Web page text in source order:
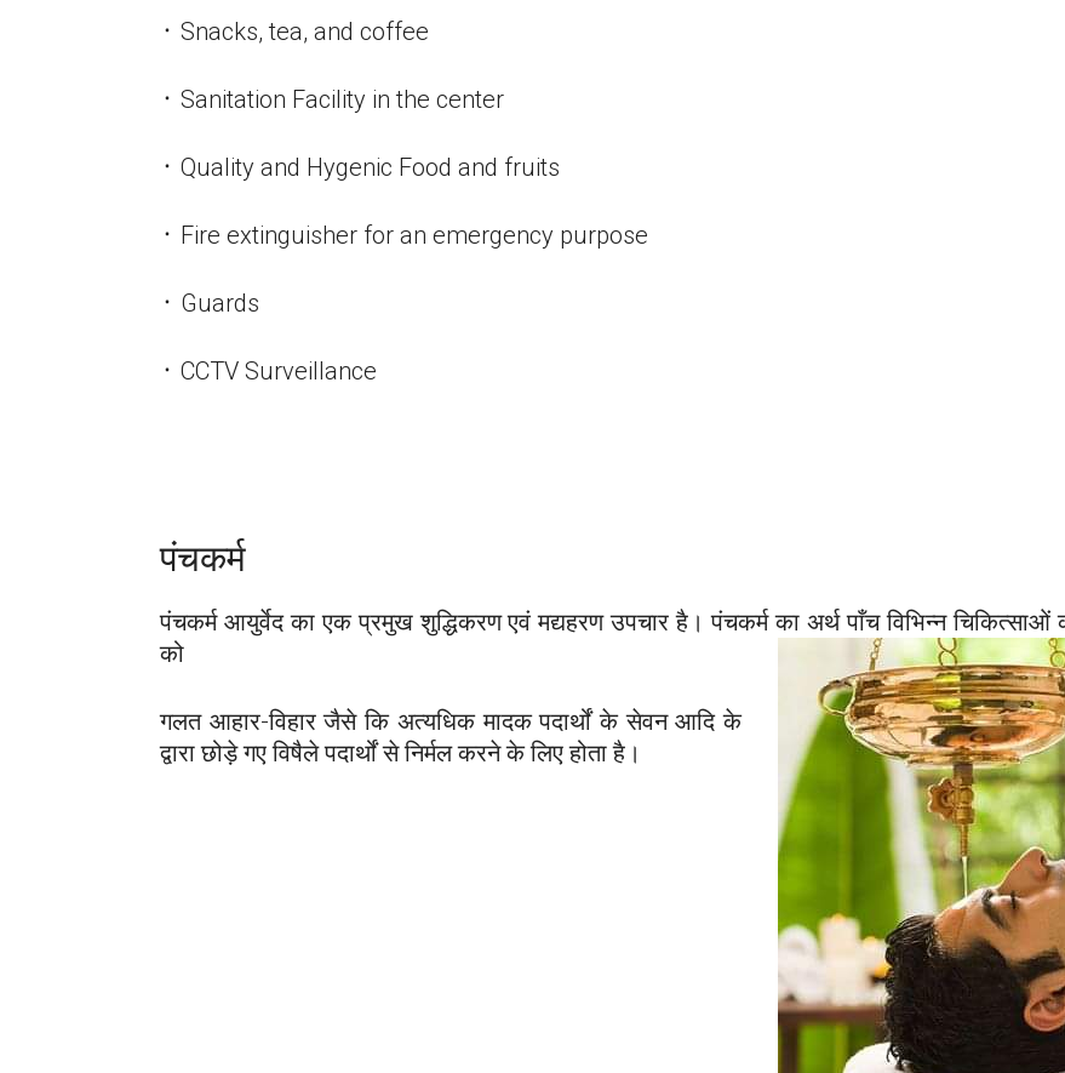
᛫ Snacks, tea, and coffee
᛫ Sanitation Facility in the center
᛫ Quality and Hygenic Food and fruits
᛫ Fire extinguisher for an emergency purpose
᛫ Guards
᛫ CCTV Surveillance
पंचकर्म
पंचकर्म आयुर्वेद का एक प्रमुख शुद्धिकरण एवं मद्यहरण उपचार है। पंचकर्म का अर्थ पाँच विभिन्न
को
गलत आहार-विहार जैसे कि अत्यधिक मादक पदार्थों के सेवन आदि के
द्वारा छोड़े गए विषैले पदार्थों से निर्मल करने के लिए होता है।